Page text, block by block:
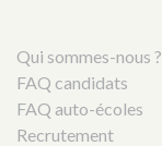
Qui sommes-nous ?
FAQ candidats
FAQ auto-écoles
Recrutement